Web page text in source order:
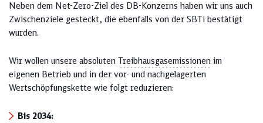
Neben dem Net-Zero-Ziel des DB-Konzerns haben wir uns auch
Zwischenziele gesteckt, die ebenfalls von der SBTi bestätigt
wurden.
Wir wollen unsere absoluten Treibhausgasemissionen im
eigenen Betrieb und in der vor- und nachgelagerten
Wertschöpfungskette wie folgt reduzieren:
Bis 2034: